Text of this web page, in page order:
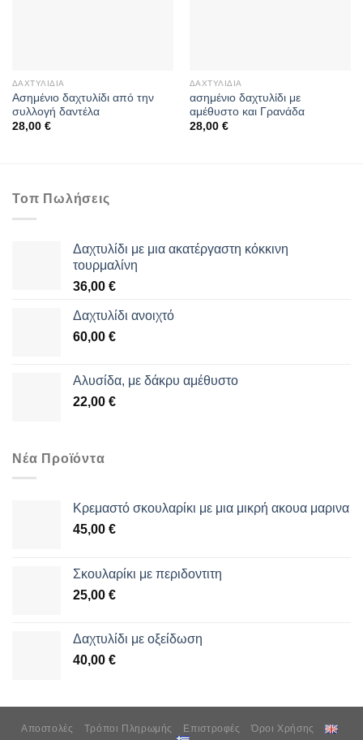
ΔΑΧΤΥΛΊΔΙΑ
Ασημένιο δαχτυλίδι από την
συλλογή δαντέλα
28,00 €
ΔΑΧΤΥΛΊΔΙΑ
ασημένιο δαχτυλίδι με
αμέθυστο και Γρανάδα
28,00 €
Τοπ Πωλήσεις
Δαχτυλίδι με μια ακατέργαστη κόκκινη
τουρμαλίνη
36,00 €
Δαχτυλίδι ανοιχτό
60,00 €
Αλυσίδα, με δάκρυ αμέθυστο
22,00 €
Νέα Προϊόντα
Κρεμαστό σκουλαρίκι με μια μικρή ακουα μαρινα
45,00 €
Σκουλαρίκι με περιδοντιτη
25,00 €
Δαχτυλίδι με οξείδωση
40,00 €
Αποστολές Τρόποι Πληρωμής Επιστροφές Όροι Χρήσης